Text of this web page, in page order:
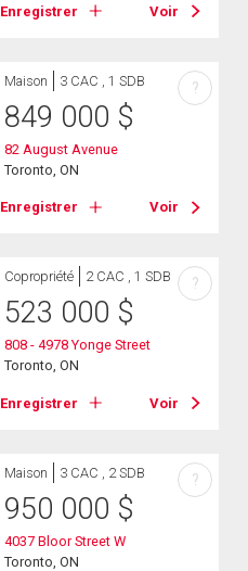
Enregistrer Voir
Maison 3 CAC , 1 SDB
849 000 $
82 August Avenue
Toronto, ON
Enregistrer Voir
?
Copropriété 2 CAC , 1 SDB
523 000 $
808 - 4978 Yonge Street
Toronto, ON
Enregistrer Voir
?
Maison 3 CAC , 2 SDB
950 000 $
4037 Bloor Street W
Toronto, ON
?